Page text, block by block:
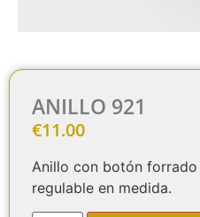
ANILLO 921
€11.00
Anillo con botón
regulable en medida.